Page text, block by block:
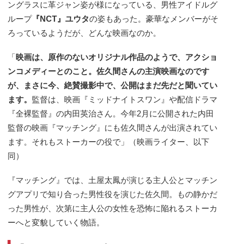
ングラスに革ジャン姿が様になっている、男性アイドルグ
ループ『NCT』ユウタの姿もあった。豪華なメンバーがそ
ろっているようだが、どんな映画なのか。
「 映画は、原作のないオリジナル作品のようで、アクショ
ンコメディーとのこと。佐久間さんの主演映画なのです
が、まさに今、絶賛撮影中で、公開はまだ先だと聞いてい
ます。 監督は、映画『ミッドナイトスワン』や配信ドラマ
『全裸監督』の内田英治さん。今年2月に公開された内田
監督の映画『マッチング』にも佐久間さんが出演されてい
ます。それもストーカーの役で」（映画ライター、以下
同）
『マッチング』では、土屋太鳳が演じる主人公とマッチン
グアプリで知り合った男性役を演じた佐久間。もの静かだ
った男性が、次第に主人公の女性を恐怖に陥れるストーカ
ーへと変貌していく物語。